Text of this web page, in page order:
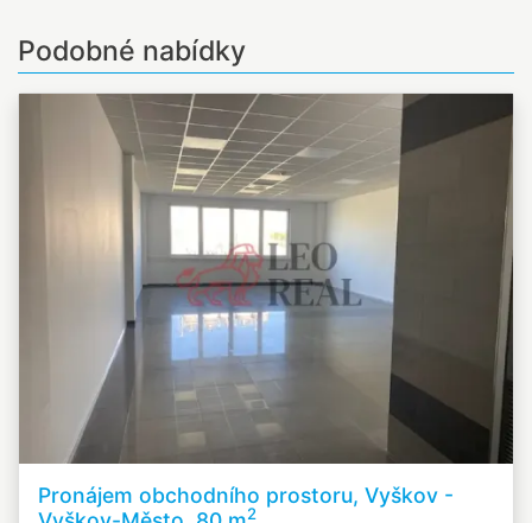
Podobné nabídky
Pronájem obchodního prostoru, Vyškov -
2